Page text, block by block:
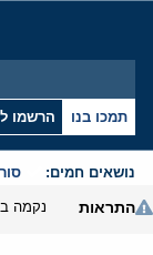
תמכו בנו הרשמו
נושאים חמים:
התראות